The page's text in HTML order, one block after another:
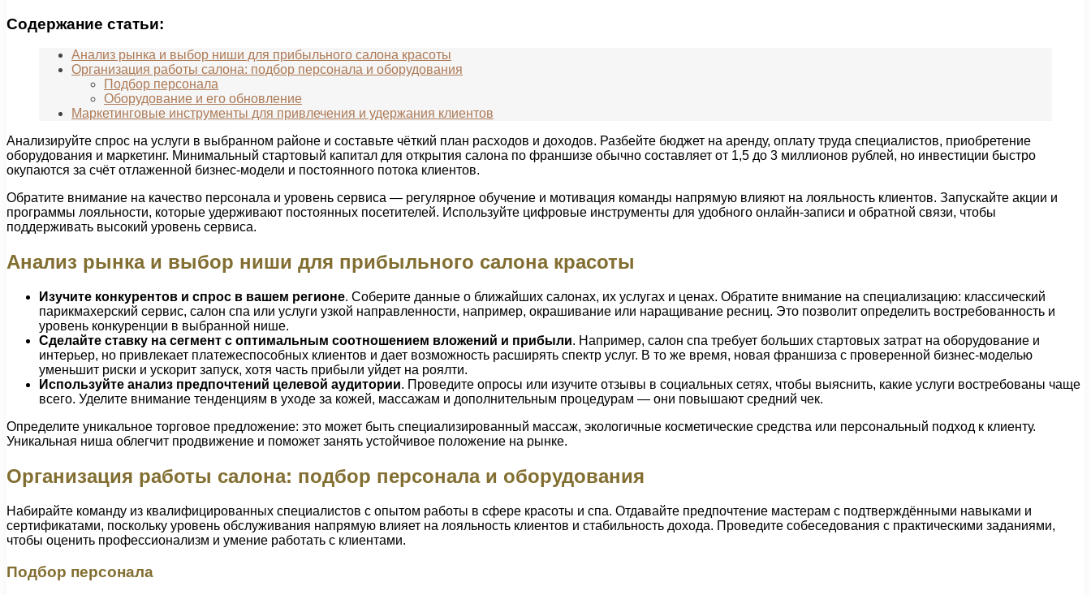
Содержание статьи:
Анализ рынка и выбор ниши для прибыльного салона красоты
Организация работы салона: подбор персонала и оборудования
Подбор персонала
Оборудование и его обновление
Маркетинговые инструменты для привлечения и удержания клиентов
Анализируйте спрос на услуги в выбранном районе и составьте чёткий план расходов и доходов. Разбейте бюджет на аренду, оплату труда специалистов, приобретение
оборудования и маркетинг. Минимальный стартовый капитал для открытия салона по франшизе обычно составляет от 1,5 до 3 миллионов рублей, но инвестиции быстро
окупаются за счёт отлаженной бизнес-модели и постоянного потока клиентов.
Обратите внимание на качество персонала и уровень сервиса — регулярное обучение и мотивация команды напрямую влияют на лояльность клиентов. Запускайте акции и
программы лояльности, которые удерживают постоянных посетителей. Используйте цифровые инструменты для удобного онлайн-записи и обратной связи, чтобы
поддерживать высокий уровень сервиса.
Анализ рынка и выбор ниши для прибыльного салона красоты
Изучите конкурентов и спрос в вашем регионе. Соберите данные о ближайших салонах, их услугах и ценах. Обратите внимание на специализацию: классический
парикмахерский сервис, салон спа или услуги узкой направленности, например, окрашивание или наращивание ресниц. Это позволит определить востребованность и
уровень конкуренции в выбранной нише.
Сделайте ставку на сегмент с оптимальным соотношением вложений и прибыли. Например, салон спа требует больших стартовых затрат на оборудование и
интерьер, но привлекает платежеспособных клиентов и дает возможность расширять спектр услуг. В то же время, новая франшиза с проверенной бизнес-моделью
уменьшит риски и ускорит запуск, хотя часть прибыли уйдет на роялти.
Используйте анализ предпочтений целевой аудитории. Проведите опросы или изучите отзывы в социальных сетях, чтобы выяснить, какие услуги востребованы чаще
всего. Уделите внимание тенденциям в уходе за кожей, массажам и дополнительным процедурам — они повышают средний чек.
Определите уникальное торговое предложение: это может быть специализированный массаж, экологичные косметические средства или персональный подход к клиенту.
Уникальная ниша облегчит продвижение и поможет занять устойчивое положение на рынке.
Организация работы салона: подбор персонала и оборудования
Набирайте команду из квалифицированных специалистов с опытом работы в сфере красоты и спа. Отдавайте предпочтение мастерам с подтверждёнными навыками и
сертификатами, поскольку уровень обслуживания напрямую влияет на лояльность клиентов и стабильность дохода. Проведите собеседования с практическими заданиями,
чтобы оценить профессионализм и умение работать с клиентами.
Подбор персонала